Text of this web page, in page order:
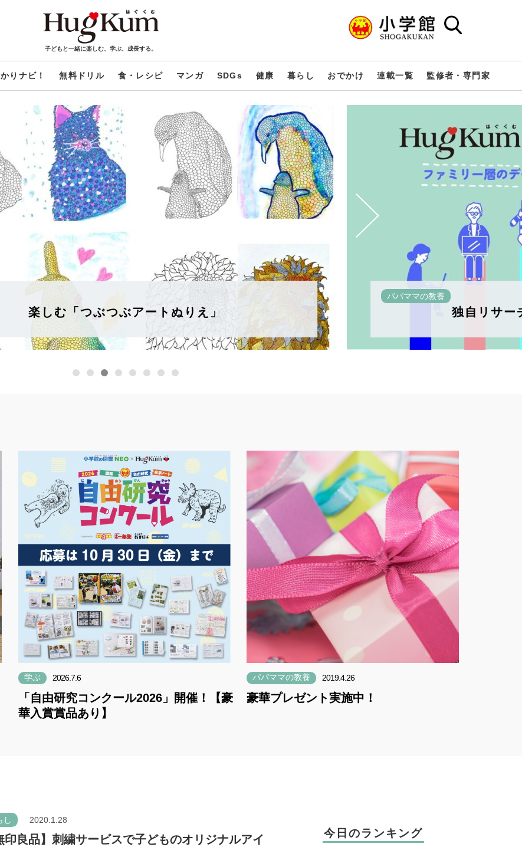
子どもと一緒に楽しむ、学ぶ、成長する。
りナビ！ 無料ドリル 食・レシピ マンガ SDGs 健康 暮らし おでかけ 連載一覧 監修者・専門家
楽しむ「つぶつぶアートぬりえ」 独自リサー
パパママの教養
学ぶ 2026.7.6
「自由研究コンクール2026」開催！【豪
華入賞賞品あり】
パパママの教養 2019.4.26
豪華プレゼント実施中！
し 2020.1.28
印良品】刺繍サービスで子どものオリジナルアイ
今日のランキング